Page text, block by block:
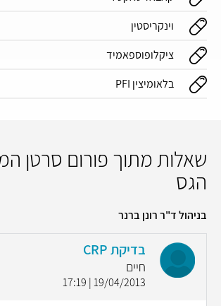
וינקריסטין
ציקלופוספאמיד
בלאומיצין PFI
שאלות מתוך פורום סרטן
הגס
בניהול ד"ר רונן ברנר
בדיקת CRP
חיים
19/04/2013 | 17:19